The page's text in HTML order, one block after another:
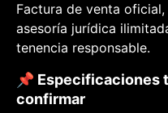
Factura de venta
asesoría jurídica
tenencia responsable.
📌 Especificaciones
confirmar